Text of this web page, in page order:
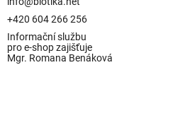
+420 604 266 256
Informační službu
pro e-shop zajišťuje
Mgr. Romana Benáková